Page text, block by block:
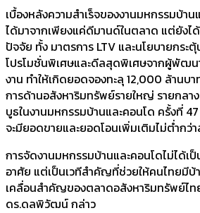
เบื้องหลังความสำเร็จของงานมหกรรมบ้า
ได้มาจากเพียงแค่ดีมานด์ในตลาด แต่ยังไ
ปัจจัย ทั้ง มาตรการ LTV และนโยบายกร
โปรโมชั่นพิเศษและดีลสุดพิเศษจากผู้พัฒ
งาน ทำให้เกิดยอดจองทะลุ 12,000 ล้านบ
การด้านอสังหาริมทรัพย์รายใหญ่ รายกลา
บูธในงานมหกรรมบ้านและคอนโด ครั้งที่
จะมียอดขายและยอดโอนเพิ่มเติมไม่ต่ำกว่า
การจัดงานมหกรรมบ้านและคอนโดไม่ได้เ
อาศัย แต่เป็นเวทีสำคัญที่ช่วยให้คนไทยมีบ้
เคลื่อนสำคัญของตลาดอสังหาริมทรัพย์ไท
ดร.ดลพิวัฒน์ กล่าว